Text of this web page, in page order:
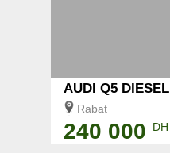
AUDI Q5
Rabat
240 000 DH